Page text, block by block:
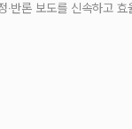
반론 보도를 신속하고